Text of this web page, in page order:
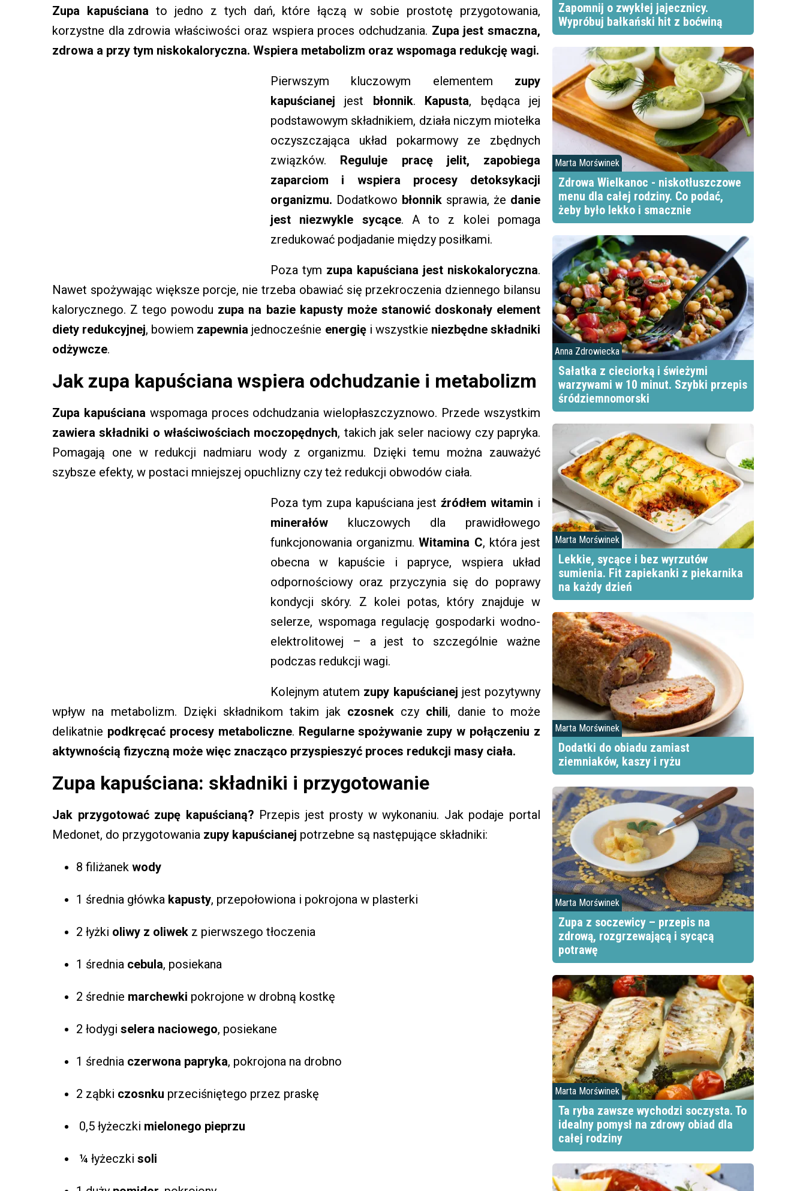
Zupa kapuściana to jedno z tych dań, które łączą w sobie prostotę przygotowania,
korzystne dla zdrowia właściwości oraz wspiera proces odchudzania. Zupa jest smaczna,
zdrowa a przy tym niskokaloryczna. Wspiera metabolizm oraz wspomaga redukcję wagi.
Pierwszym kluczowym elementem zupy
kapuścianej jest błonnik. Kapusta, będąca jej
podstawowym składnikiem, działa niczym miotełka
oczyszczająca układ pokarmowy ze zbędnych
związków. Reguluje pracę jelit, zapobiega
zaparciom i wspiera procesy detoksykacji
organizmu. Dodatkowo błonnik sprawia, że danie
jest niezwykle sycące. A to z kolei pomaga
zredukować podjadanie między posiłkami.
Poza tym zupa kapuściana jest niskokaloryczna.
Nawet spożywając większe porcje, nie trzeba obawiać się przekroczenia dziennego bilansu
kalorycznego. Z tego powodu zupa na bazie kapusty może stanowić doskonały element
diety redukcyjnej, bowiem zapewnia jednocześnie energięi wszystkie niezbędne składniki
odżywcze.
Jak zupa kapuściana wspiera odchudzanie i metabolizm
Zupa kapuściana wspomaga proces odchudzania wielopłaszczyznowo. Przede wszystkim
zawiera składniki o właściwościach moczopędnych, takich jak seler naciowy czy papryka.
Pomagają one w redukcji nadmiaru wody z organizmu. Dzięki temu można zauważyć
szybsze efekty, w postaci mniejszej opuchlizny czy też redukcji obwodów ciała.
Poza tym zupa kapuściana jestźródłem witamin i
minerałów kluczowych dla prawidłowego
funkcjonowania organizmu.Witamina C, która jest
obecna w kapuście i papryce, wspiera układ
odpornościowy oraz przyczynia się do poprawy
kondycji skóry. Z kolei potas, który znajduje w
selerze, wspomaga regulację gospodarki wodno-
elektrolitowej – a jest to szczególnie ważne
podczas redukcji wagi.
Kolejnym atutem zupy kapuścianej jest pozytywny
wpływ na metabolizm. Dzięki składnikom takim jak czosnekczy chili, danie to może
delikatnie podkręcać procesy metaboliczne. Regularne spożywanie zupy w połączeniu z
aktywnością fizyczną może więc znacząco przyspieszyć proces redukcji masy ciała.
Zupa kapuściana: składniki i przygotowanie
Jak przygotować zupę kapuścianą? Przepis jest prosty w wykonaniu. Jak podaje portal
Medonet, do przygotowania zupy kapuścianej potrzebne są następujące składniki:
8 filiżanek wody
1 średnia główka kapusty, przepołowiona i pokrojona w plasterki
2 łyżki oliwy z oliwek z pierwszego tłoczenia
1 średnia cebula, posiekana
2 średnie marchewki pokrojone w drobną kostkę
2 łodygi selera naciowego, posiekane
1 średnia czerwona papryka, pokrojona na drobno
2 ząbki czosnku przeciśniętego przez praskę
0,5 łyżeczki mielonego pieprzu
¼ łyżeczki soli
Zapomnij o zwykłej jajecznicy.
Wypróbuj bałkański hit z boćwiną
Marta Morświnek
Zdrowa Wielkanoc - niskotłuszczowe
menu dla całej rodziny. Co podać,
żeby było lekko i smacznie
Anna Zdrowiecka
Sałatka z cieciorką i świeżymi
warzywami w 10 minut. Szybki przepis
śródziemnomorski
Marta Morświnek
Lekkie, sycące i bez wyrzutów
sumienia. Fit zapiekanki z piekarnika
na każdy dzień
Marta Morświnek
Dodatki do obiadu zamiast
ziemniaków, kaszy i ryżu
Marta Morświnek
Zupa z soczewicy – przepis na
zdrową, rozgrzewającą i sycącą
potrawę
Marta Morświnek
Ta ryba zawsze wychodzi soczysta. To
idealny pomysł na zdrowy obiad dla
całej rodziny